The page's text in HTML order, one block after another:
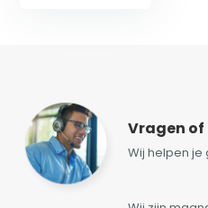
Vragen
Wij helpen je